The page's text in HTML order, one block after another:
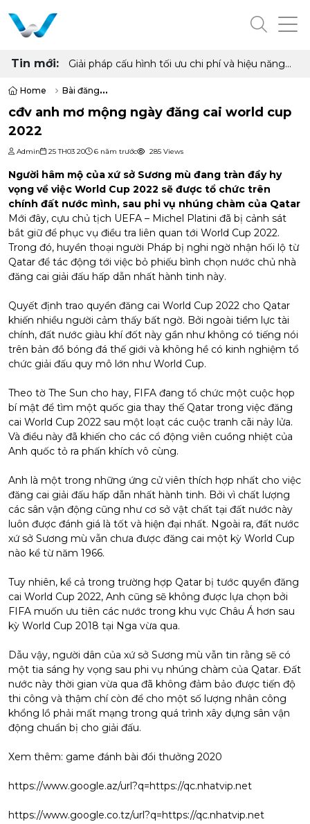
Tin mới:
Giải pháp cấu hình tối ưu chi phí và hiệu năng
5700G, 5700X và Radeon RX 6500XT, 7600
Home
Bài đăng
cđv anh mơ mộng ngày đăng cai world cup 2022
cđv anh mơ mộng ngày đăng cai world cup
2022
Admin 25 TH03 20 6 năm trước 285 Views
Người hâm mộ của xứ sở Sương mù đang tràn đầy hy
vọng về việc World Cup 2022 sẽ được tổ chức trên
chính đất nước mình, sau phi vụ nhúng chàm của Qatar
Mới đây, cựu chủ tịch UEFA – Michel Platini đã bị cảnh sát
bắt giữ để phục vụ điều tra liên quan tới World Cup 2022.
Trong đó, huyền thoại người Pháp bị nghi ngờ nhận hối lộ từ
Qatar để tác động tới việc bỏ phiếu bình chọn nước chủ nhà
đăng cai giải đấu hấp dẫn nhất hành tinh này.
Quyết định trao quyền đăng cai World Cup 2022 cho Qatar
khiến nhiều người cảm thấy bất ngờ. Bởi ngoài tiềm lực tài
chính, đất nước giàu khí đốt này gần như không có tiếng nói
trên bản đồ bóng đá thế giới và không hề có kinh nghiệm tổ
chức giải đấu quy mô lớn như World Cup.
Theo tờ The Sun cho hay, FIFA đang tổ chức một cuộc họp
bí mật để tìm một quốc gia thay thế Qatar trong việc đăng
cai World Cup 2022 sau một loạt các cuộc tranh cãi nảy lửa.
Và điều này đã khiến cho các cổ động viên cuồng nhiệt của
Anh quốc tỏ ra phấn khích vô cùng.
Anh là một trong những ứng cử viên thích hợp nhất cho việc
đăng cai giải đấu hấp dẫn nhất hành tinh. Bởi vì chất lượng
các sân vận động cũng như cơ sở vật chất tại đất nước này
luôn được đánh giá là tốt và hiện đại nhất. Ngoài ra, đất nước
xứ sở Sương mù vẫn chưa được đăng cai một kỳ World Cup
nào kể từ năm 1966.
Tuy nhiên, kể cả trong trường hợp Qatar bị tước quyền đăng
cai World Cup 2022, Anh cũng sẽ không được lựa chọn bởi
FIFA muốn ưu tiên các nước trong khu vực Châu Á hơn sau
kỳ World Cup 2018 tại Nga vừa qua.
Dẫu vậy, người dân của xứ sở Sương mù vẫn tin rằng sẽ có
một tia sáng hy vọng sau phi vụ nhúng chàm của Qatar. Đất
nước này thời gian vừa qua đã không đảm bảo được tiến độ
thi công và thậm chí còn để cho một số lượng nhân công
khổng lồ phải mất mạng trong quá trình xây dựng sân vận
động chuẩn bị cho giải đấu.
Xem thêm: game đánh bài đổi thưởng 2020
https://www.google.az/url?q=https://qc.nhatvip.net
https://www.google.co.tz/url?q=https://qc.nhatvip.net